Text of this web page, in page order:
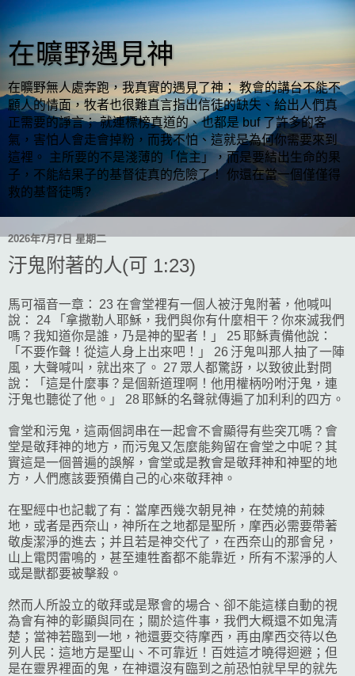
在曠野遇見神
在曠野無人處奔跑，我真實的遇見了神； 教會的講台不能不
顧人的情面，牧者也很難直言指出信徒的缺失、給出人們真
正需要的諍言； 就連標榜真道的、也都是 buf 了許多的客
氣，害怕人會走會掉粉，而我不怕、這就是為何你需要來到
這裡。 主所要的不是淺薄的「信主」，而是要結出生命的果
子，不能結果子的基督徒真的危險了！ 你還在當一個僅僅得
救的基督徒嗎?
2026年7月7日 星期二
汙鬼附著的人(可 1:23)
馬可福音一章： 23 在會堂裡有一個人被汙鬼附著，他喊叫
說： 24 「拿撒勒人耶穌，我們與你有什麼相干？你來滅我們
嗎？我知道你是誰，乃是神的聖者！」 25 耶穌責備他說：
「不要作聲！從這人身上出來吧！」 26 汙鬼叫那人抽了一陣
風，大聲喊叫，就出來了。 27 眾人都驚訝，以致彼此對問
說：「這是什麼事？是個新道理啊！他用權柄吩咐汙鬼，連
汙鬼也聽從了他。」 28 耶穌的名聲就傳遍了加利利的四方。
會堂和污鬼，這兩個詞串在一起會不會顯得有些突兀嗎？會
堂是敬拜神的地方，而污鬼又怎麼能夠留在會堂之中呢？其
實這是一個普遍的誤解，會堂或是教會是敬拜神和神聖的地
方，人們應該要預備自己的心來敬拜神。
在聖經中也記載了有：當摩西幾次朝見神，在焚燒的荊棘
地，或者是西奈山，神所在之地都是聖所，摩西必需要帶著
敬虔潔淨的進去；并且若是神交代了，在西奈山的那會兒，
山上電閃雷鳴的，甚至連牲畜都不能靠近，所有不潔淨的人
或是獸都要被擊殺。
然而人所設立的敬拜或是聚會的場合、卻不能這樣自動的視
為會有神的彰顯與同在；關於這件事，我們大概還不如鬼清
楚；當神若臨到一地，祂還要交待摩西，再由摩西交待以色
列人民：這地方是聖山、不可靠近！百姓這才曉得迴避；但
是在靈界裡面的鬼，在神還沒有臨到之前恐怕就早早的就先